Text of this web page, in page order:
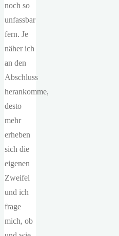
noch so
unfassbar
fern. Je
näher ich
an den
Abschluss
herankomme,
desto
mehr
erheben
sich die
eigenen
Zweifel
und ich
frage
mich, ob